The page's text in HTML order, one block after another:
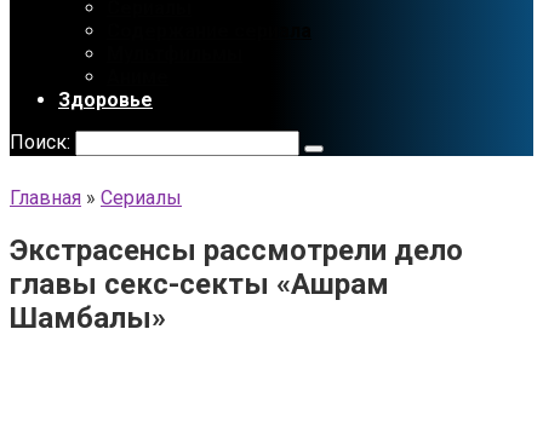
Здоровье
Поиск:
Главная » Сериалы
Экстрасенсы рассмотрели дело
главы секс-секты «Ашрам
Шамбалы»